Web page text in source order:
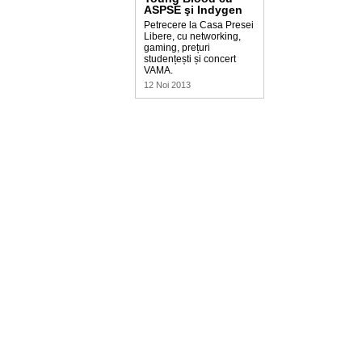
ASPSE şi Indygen
Petrecere la Casa Presei
Libere, cu networking,
gaming, prețuri
studențești și concert
VAMA.
12 Noi 2013